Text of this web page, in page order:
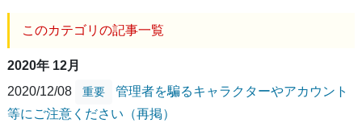
このカテゴリの記事一覧
2020年 12月
2020/12/08
重要
管理者を騙るキャラクターやアカウント
等にご注意ください（再掲）